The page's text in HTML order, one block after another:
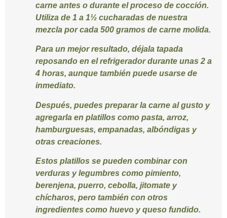
carne antes o durante el proceso de cocción.
Utiliza de 1 a 1½ cucharadas de nuestra
mezcla por cada 500 gramos de carne molida.
Para un mejor resultado, déjala tapada
reposando en el refrigerador durante unas 2 a
4 horas, aunque también puede usarse de
inmediato.
Después, puedes preparar la carne al gusto y
agregarla en platillos como pasta, arroz,
hamburguesas, empanadas, albóndigas y
otras creaciones.
Estos platillos se pueden combinar con
verduras y legumbres como pimiento,
berenjena, puerro, cebolla, jitomate y
chícharos, pero también con otros
ingredientes como huevo y queso fundido.